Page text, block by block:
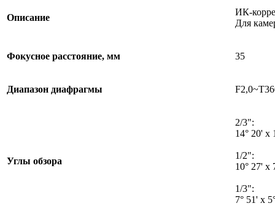
Описание
ИК-
Для
Фокусное расстояние, мм 35
Диапазон диафрагмы
Углы обзора
2/3":
14° 20' x
1/2":
10° 27' x
1/3":
7° 51' x